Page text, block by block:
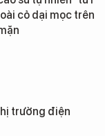
trường điện